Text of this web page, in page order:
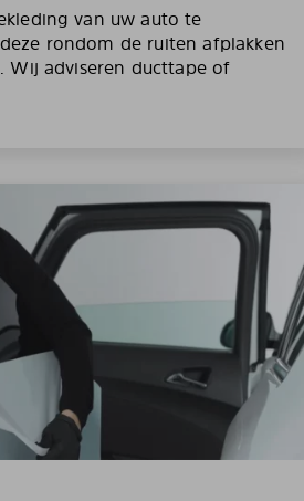
van uw auto te
rondom de ruiten afplakken
Wij adviseren ducttape of